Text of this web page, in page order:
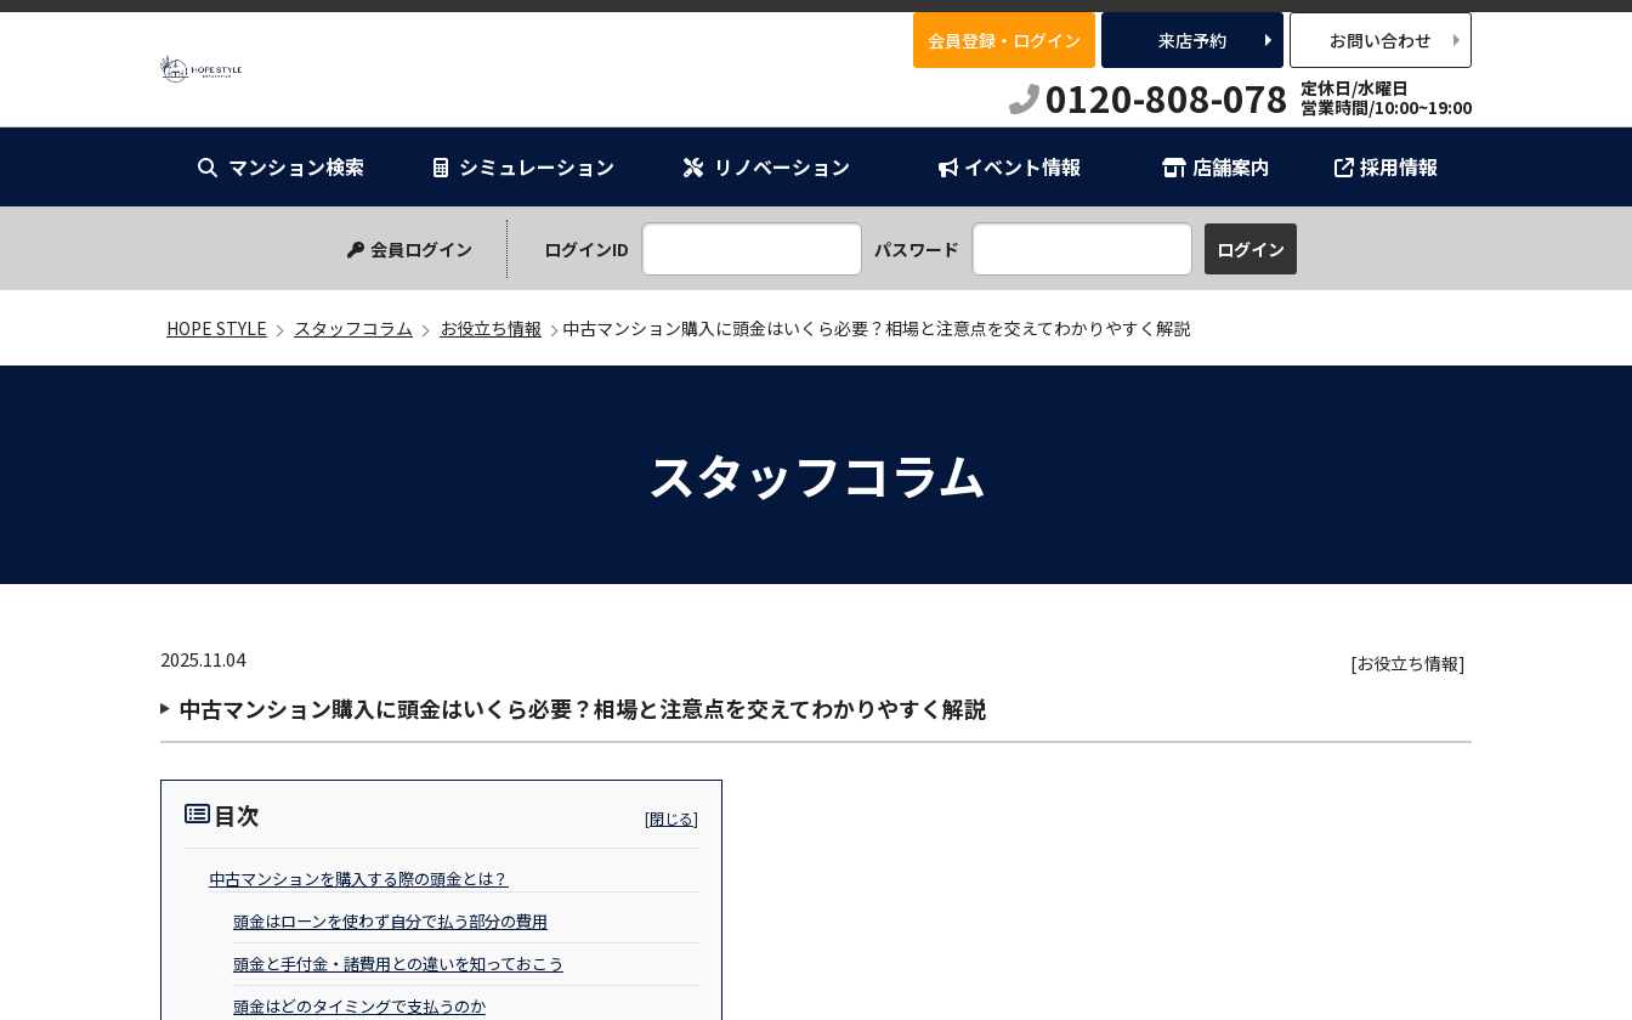
会員登録・ログイン 来店予約 お問い合わせ
0120-808-078 定休日/水曜日
営業時間/10:00~19:00
マンション検索 シミュレーション
シミュレーション
リノベーションプラン
リノベーション イベント情報 店舗案内 採用情報
会員ログイン ログインID パスワード
HOPE STYLE スタッフコラム お役立ち情報 中古マンション購入に頭金はいくら必要？相場と注意点を交えてわかりやすく解説
スタッフコラム
2025.11.04 [お役立ち情報]
中古マンション購入に頭金はいくら必要？相場と注意点を交えてわかりやすく解説
目次 [閉じる]
中古マンションを購入する際の頭金とは？
頭金はローンを使わず自分で払う部分の費用
頭金と手付金・諸費用との違いを知っておこう
頭金はどのタイミングで支払うのか